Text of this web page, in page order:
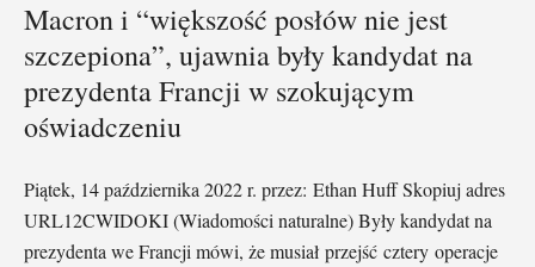
Macron i “większość posłów nie jest
szczepiona”, ujawnia były kandydat na
prezydenta Francji w szokującym
oświadczeniu
Piątek, 14 października 2022 r. przez: Ethan Huff Skopiuj adres
URL12CWIDOKI (Wiadomości naturalne) Były kandydat na
prezydenta we Francji mówi, że musiał przejść cztery operacje